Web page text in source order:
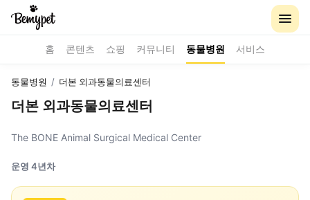
홈 콘텐츠 쇼핑 커뮤니티 동물병원 서비스
동물병원 / 더본 외과동물의료센터
더본 외과동물의료센터
The BONE Animal Surgical Medical Center
운영 4년차